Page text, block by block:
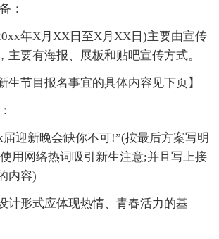
：
年X月XX日至X月XX日)主要由宣传
主要有海报、展板和贴吧宣传方式。
生节目报名事宜的具体内容见下页】
届迎新晚会缺你不可!”(按最后方案写明
用网络热词吸引新生注意;并且写上接
内容)
计形式应体现热情、青春活力的基